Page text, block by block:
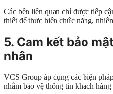
Các bên liên quan chỉ được tiếp
thiết để thực hiện chức năng,
5. Cam kết bảo
nhân
VCS Group áp dụng các biện
nhằm bảo vệ thông tin khách